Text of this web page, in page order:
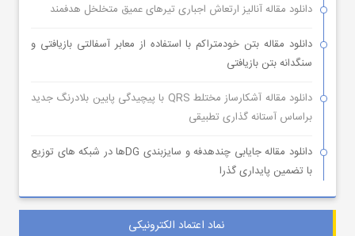
دانلود مقاله آنالیز ارتعاش اجباری تیرهای عمیق متخلخل هدفمند
دانلود مقاله بتن خودمتراکم با استفاده از معابر آسفالتی بازیافتی و
سنگدانه بتن بازیافتی
دانلود مقاله آشکارساز مختلط QRS با پیچیدگی پایین بلادرنگ جدید
براساس آستانه گذاری تطبیقی
دانلود مقاله جایابی چندهدفه و سایزبندی DGها در شبکه های توزیع
با تضمین پایداری گذرا
نماد اعتماد الکترونیکی